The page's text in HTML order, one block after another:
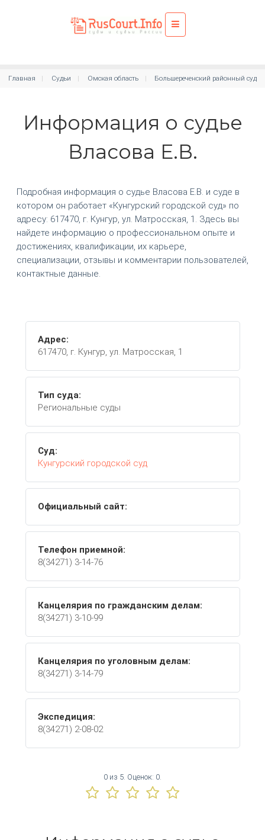
Главная Судьи Омская область Большереченский районный суд
Информация о судье
Власова Е.В.
Подробная информация о судье Власова Е.В. и суде в
котором он работает «Кунгурский городской суд» по
адресу: 617470, г. Кунгур, ул. Матросская, 1. Здесь вы
найдете информацию о профессиональном опыте и
достижениях, квалификации, их карьере,
специализации, отзывы и комментарии пользователей,
контактные данные.
Адрес:
617470, г. Кунгур, ул. Матросская, 1
Тип суда:
Региональные суды
Суд:
Кунгурский городской суд
Официальный сайт:
Телефон приемной:
8(34271) 3-14-76
Канцелярия по гражданским делам:
8(34271) 3-10-99
Канцелярия по уголовным делам:
8(34271) 3-14-79
Экспедиция:
8(34271) 2-08-02
0 из 5. Оценок: 0